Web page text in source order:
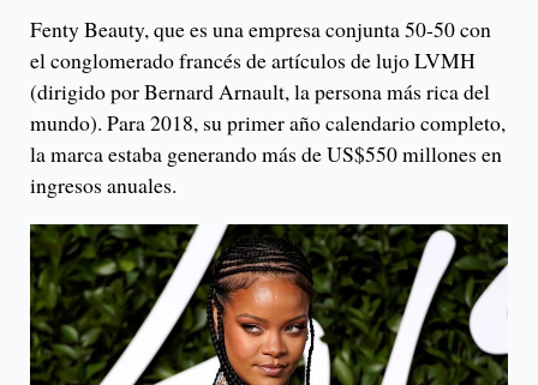
Fenty Beauty, que es una empresa conjunta 50-50 con
el conglomerado francés de artículos de lujo LVMH
(dirigido por Bernard Arnault, la persona más rica del
mundo). Para 2018, su primer año calendario completo,
la marca estaba generando más de US$550 millones en
ingresos anuales.